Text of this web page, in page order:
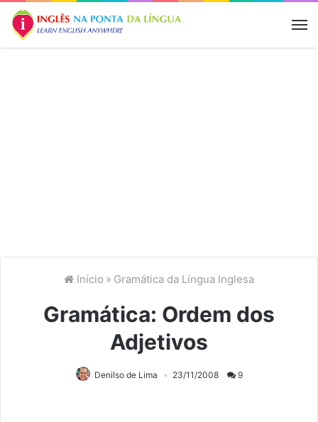
Início » Gramática da Língua Inglesa
Gramática: Ordem dos
Adjetivos
Denilso de Lima 23/11/2008 9